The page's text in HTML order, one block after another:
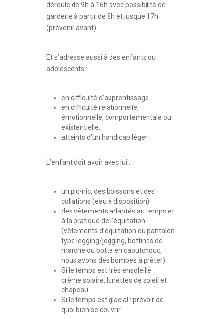
déroule de 9h à 16h avec possibilité de
garderie à partir de 8h et jusque 17h
(prévenir avant).
Et s’adresse aussi à des enfants ou
adolescents :
en difficulté d’apprentissage
en difficulté relationnelle,
émotionnelle, comportementale ou
existentielle.
atteints d’un handicap léger
L’enfant doit avoir avec lui :
un pic-nic, des boissons et des
collations (eau à disposition)
des vêtements adaptés au temps et
à la pratique de l’équitation
(vêtements d’équitation ou pantalon
type legging/jogging, bottines de
marche ou botte en caoutchouc,
nous avons des bombes à prêter).
Si le temps est très ensoleillé :
crème solaire, lunettes de soleil et
chapeau.
Si le temps est glacial : prévoir de
quoi bien se couvrir